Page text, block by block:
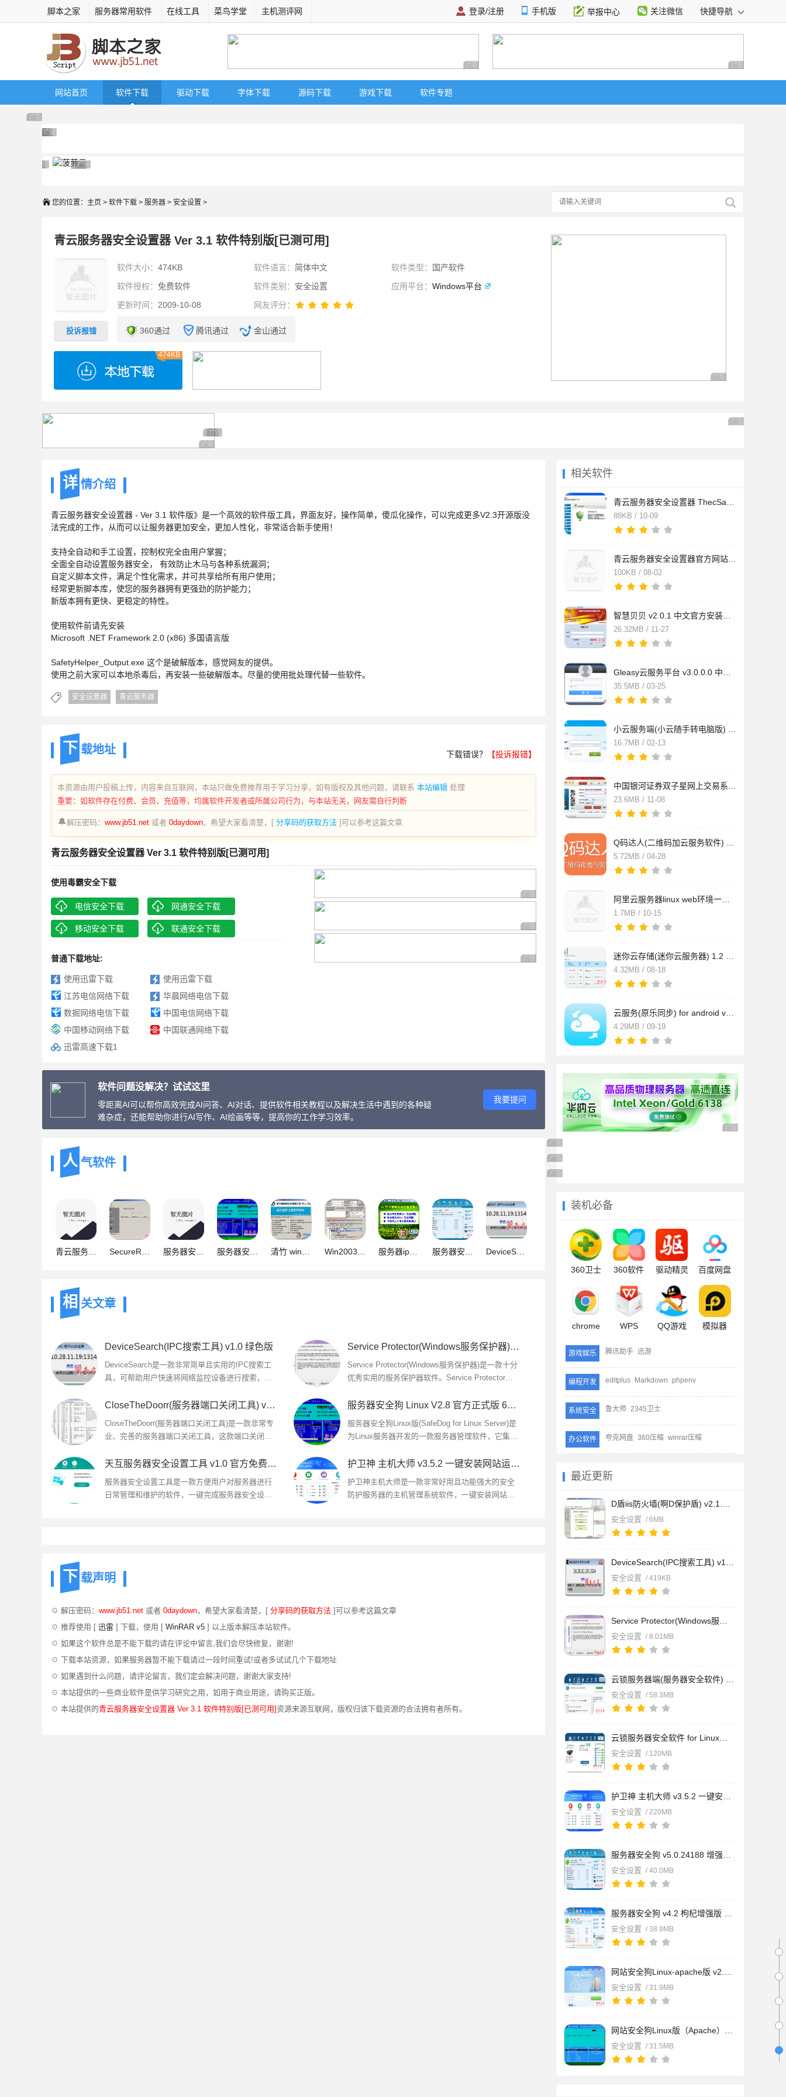
脚本之家 服务器常用软件 在线工具 菜鸟学堂 主机测评网 登录/注册 手机版 举报中心 关注微信 快捷导航
广告 商业广告，理性选择 广告 商业广告，理
网站首页 软件下载 驱动下载 字体下载 源码下载 游戏下载 软件专题
广告 商业广告，理性选择
广告 商业广告，理性选择
广告 商业广告，理性选择
广告 商业广告，理性选择
广告 商业广告，理性选择
广告 商业广告，理性选择
广告 商业广告，理性选择
广告 商业广告，理性选择
广告 商业广告，理性选择广告 商业广告，理性选择
广告 商业广告，理性选择
您的位置： 主页 > 软件下载 > 服务器 > 安全设置 >
青云服务器安全设置器 Ver 3.1 软件特别版[已测可用]
投诉报错
软件大小： 474KB 软件语言： 简体中文 软件类型：
国产软件
软件授权： 免费软件 软件类别： 安全设置 应用平台： Windows平台
更新时间： 2009-10-08 网友评分：
360通过 腾讯通过 金山通过
474KB
广告 商业广告，理性选择
广告 商业广告，理性选择
广告 商业广告，理性选择
广告 商业广告，理性选择
广告 商业广告，理
相关软件
88KB / 10-09
100KB / 08-02
26.32MB / 11-27
35.5MB / 03-25
16.7MB / 02-13
23.6MB / 11-08
5.72MB / 04-28
1.7MB / 10-15
4.32MB / 08-18
4.29MB / 09-19
广告 商业广告，理性
广告 商业广告，理性选择
广告 商业广告，理性选择
广告 商业广告，理性选择
装机必备
360卫士 360软件 驱动精灵 百度网盘
chrome WPS QQ游戏 模拟器
游戏娱乐 腾讯助手 迅游
编程开发 editplus Markdown phpenv
系统安全 鲁大师 2345卫士
办公软件 夸克网盘 360压缩 winrar压缩
最近更新
安全设置 / 6MB
安全设置 / 419KB
安全设置 / 8.01MB
安全设置 / 58.3MB
安全设置 / 120MB
安全设置 / 220MB
安全设置 / 40.0MB
安全设置 / 38.9MB
安全设置 / 31.9MB
安全设置 / 31.5MB
详 情介绍
青云服务器安全设置器 - Ver 3.1 软件版》是一个高效的软件版工具，界面友好，操作简单，傻瓜化操作，可以完成更多V2.3开源版没
法完成的工作，从而可以让服务器更加安全，更加人性化，非常适合新手使用！
支持全自动和手工设置，控制权完全由用户掌握；
全面全自动设置服务器安全， 有效防止木马与各种系统漏洞；
自定义脚本文件，满足个性化需求，并可共享给所有用户使用；
经常更新脚本库，使您的服务器拥有更强劲的防护能力；
新版本拥有更快、更稳定的特性。
使用软件前请先安装
Microsoft .NET Framework 2.0 (x86) 多国语言版
SafetyHelper_Output.exe 这个是破解版本，感觉网友的提供。
使用之前大家可以本地杀毒后，再安装一些破解版本。尽量的使用批处理代替一些软件。
安全设置器 青云服务器
下 载地址 下载错误？ 【投诉报错】
本资源由用户投稿上传，内容来自互联网，本站只做免费推荐用于学习分享，如有版权及其他问题，请联系 本站编辑 处理
重要：如软件存在付费、会员、充值等，均属软件开发者或所属公司行为，与本站无关，网友需自行判断
🔔解压密码： www.jb51.net 或者 0daydown，希望大家看清楚，[ 分享码的获取方法 ]可以参考这篇文章
青云服务器安全设置器 Ver 3.1 软件特别版[已测可用]
使用毒霸安全下载
电信安全下载 网通安全下载
移动安全下载 联通安全下载
普通下载地址:
使用迅雷下载
使用迅雷下载
江苏电信网络下载
华晨网络电信下载
数掘网络电信下载
中国电信网络下载
中国移动网络下载
中国联通网络下载
迅雷高速下载1
广告 商业广告，理性选择
广告 商业广告，理性选择
广告 商业广告，理性选择
软件问题没解决？试试这里
零距离AI可以帮你高效完成AI问答、AI对话、提供软件相关教程以及解决生活中遇到的各种疑
难杂症，还能帮助你进行AI写作、AI绘画等等，提高你的工作学习效率。
我要提问
人 气软件
青云服务器安全设置器 Ver 3.1 软件特别版[已测可用] SecureRDP 加强服务器安全 过滤远程登录 服务器安全设置批处理(一些常见的端口与删除共享等) 服务器安全狗 Linux v2.8.17991 官方正式版(32+64位) 清竹 win2003 服务器安全管理工具 V1.3 正式版 Win2003 服务器快速设置工具 1.0 快速设置IIS上传限制和下载限制 服务器ip策略IPsec自动设置工具 脚本之家修改版 服务器安全狗 v5.0.24188 增强安装版 (配置服务器工具ARP防御,DD DeviceSearch(IPC搜索工具) v1.0 绿色版
相 关文章
DeviceSearch(IPC搜索工具) v1.0 绿色版
DeviceSearch是一款非常简单且实用的IPC搜索工
具，可帮助用户快速将网络监控设备进行搜索，具
Service Protector(Windows服务保护器) v8.0.8.62 免费安装版
Service Protector(Windows服务保护器)是一款十分
优秀实用的服务保护器软件。Service Protector功
行。可有效解决任何导致服务死...
CloseTheDoorr(服务器端口关闭工具) v0.2.1 官方英文安装版
CloseTheDoorr(服务器端口关闭工具)是一款非常专
业、完善的服务器端口关闭工具，这款端口关闭工
开的，以及关闭被打开的端口...
服务器安全狗 Linux V2.8 官方正式版 64位
服务器安全狗Linux版(SafeDog for Linux Server)是
为Linux服务器开发的一款服务器管理软件，它集成
统状态实时监控，常用服务...
天互服务器安全设置工具 v1.0 官方免费绿色版
服务器安全设置工具是一款方便用户对服务器进行
日常管理和维护的软件，一键完成服务器安全设
护卫神 主机大师 v3.5.2 一键安装网站运行环境 官方安装版
护卫神主机大师是一款非常好用且功能强大的安全
防护服务器的主机管理系统软件，一键安装网站运
下 载声明
☉ 解压密码： www.jb51.net 或者 0daydown，希望大家看清楚，[ 分享码的获取方法 ]可以参考这篇文章
☉ 推荐使用 [ 迅雷 ] 下载，使用 [ WinRAR v5 ] 以上版本解压本站软件。
☉ 如果这个软件总是不能下载的请在评论中留言,我们会尽快修复，谢谢!
☉ 下载本站资源，如果服务器暂不能下载请过一段时间重试!或者多试试几个下载地址
☉ 如果遇到什么问题，请评论留言，我们定会解决问题，谢谢大家支持!
☉ 本站提供的一些商业软件是供学习研究之用，如用于商业用途，请购买正版。
☉ 本站提供的青云服务器安全设置器 Ver 3.1 软件特别版[已测可用]资源来源互联网，版权归该下载资源的合法拥有者所有。